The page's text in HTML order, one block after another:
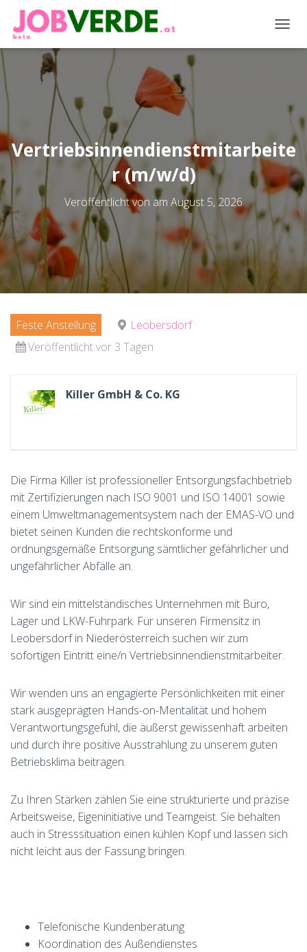
Vertriebsinnendienstmitarbeite
r (m/w/d)
Veröffentlicht von am August 5, 2026
Feste Anstellung
Leobersdorf
Veröffentlicht vor 3 Tagen
Killer GmbH & Co. KG
Die Firma Killer ist professioneller Entsorgungsfachbetrieb
mit Zertifizierungen nach ISO 9001 und ISO 14001 sowie
einem Umweltmanagementsystem nach der EMAS-VO und
bietet seinen Kunden die rechtskonforme und
ordnungsgemäße Entsorgung sämtlicher gefährlicher und
ungefährlicher Abfälle an.
Wir sind ein mittelständisches Unternehmen mit Büro,
Lager und LKW-Fuhrpark. Für unseren Firmensitz in
Leobersdorf in Niederösterreich suchen wir zum
sofortigen Eintritt eine/n Vertriebsinnendienstmitarbeiter.
Wir wenden uns an engagierte Persönlichkeiten mit einer
stark ausgeprägten Hands-on-Mentalität und hohem
Verantwortungsgefühl, die äußerst gewissenhaft arbeiten
und durch ihre positive Ausstrahlung zu unserem guten
Betriebsklima beitragen.
Zu Ihren Stärken zählen Sie eine strukturierte und präzise
Arbeitsweise, Eigeninitiative und Teamgeist. Sie behalten
auch in Stresssituation einen kühlen Kopf und lassen sich
nicht leicht aus der Fassung bringen.
Telefonische Kundenberatung
Koordination des Außendienstes